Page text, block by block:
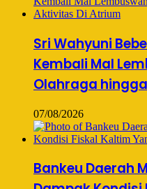
Sri Wahyuni
Kembali Mal
Olahraga
07/08/2026
Bankeu Daerah